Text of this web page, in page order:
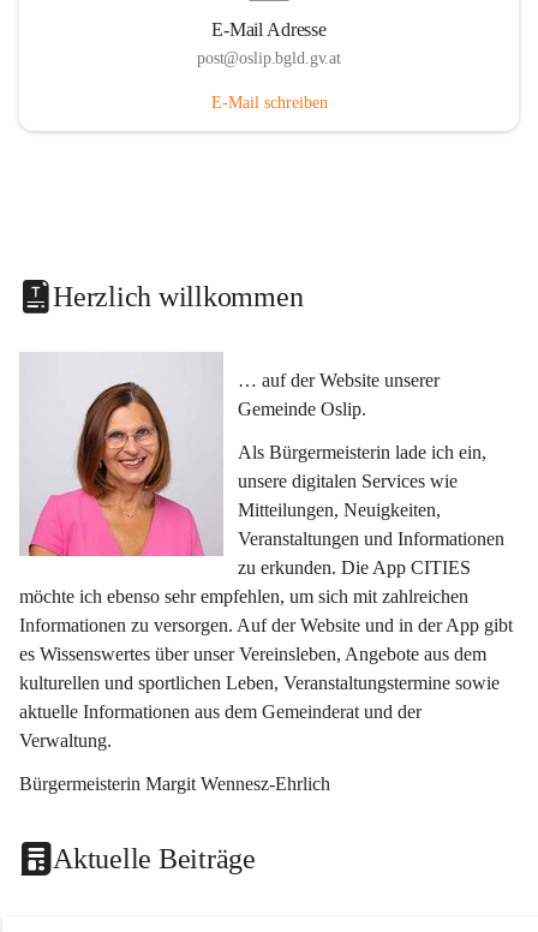
E-Mail Adresse
post@oslip.bgld.gv.at
E-Mail schreiben
Herzlich willkommen
… auf der Website unserer
Gemeinde Oslip.
Als Bürgermeisterin lade ich ein,
unsere digitalen Services wie
Mitteilungen, Neuigkeiten,
Veranstaltungen und Informationen
zu erkunden. Die App CITIES
möchte ich ebenso sehr empfehlen, um sich mit zahlreichen
Informationen zu versorgen. Auf der Website und in der App gibt
es Wissenswertes über unser Vereinsleben, Angebote aus dem
kulturellen und sportlichen Leben, Veranstaltungstermine sowie
aktuelle Informationen aus dem Gemeinderat und der
Verwaltung.
Bürgermeisterin Margit Wennesz-Ehrlich
Aktuelle Beiträge